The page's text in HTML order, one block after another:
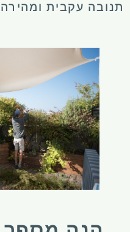
תנובה עקבית